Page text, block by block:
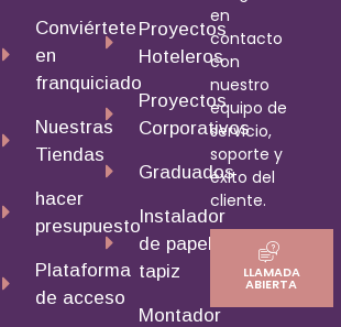
Conviértete
en
franquiciado
Nuestras
Tiendas
hacer
presupuesto
Plataforma
de acceso
Proyectos
Hoteleros
Proyectos
Corporativos
Graduados
Instalador
de papel
tapiz
Montador
en
contacto
con
nuestro
equipo de
servicio,
soporte y
éxito del
cliente.
LLAMADA
ABIERTA